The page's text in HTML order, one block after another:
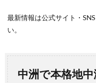
最新情報は公式サイト・
い。
中洲で本格地中